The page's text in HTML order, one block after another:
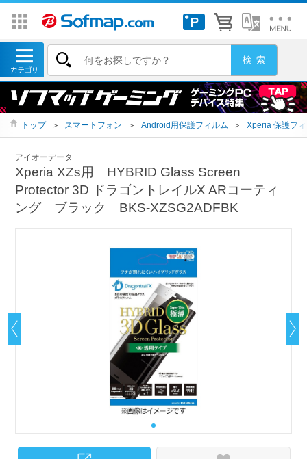
トップ ＞ スマートフォン ＞ Android用保護フィルム ＞ Xperia 保護フ
アイオーデータ
Xperia XZs用 HYBRID Glass Screen
Protector 3D ドラゴントレイルX ARコーティ
ング ブラック BKS-XZSG2ADFBK